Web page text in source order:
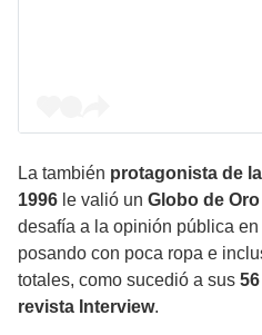
La también protagonista de
1996 le valió un Globo de
desafía a la opinión pública
posando con poca ropa e
totales, como sucedió a sus
revista Interview.